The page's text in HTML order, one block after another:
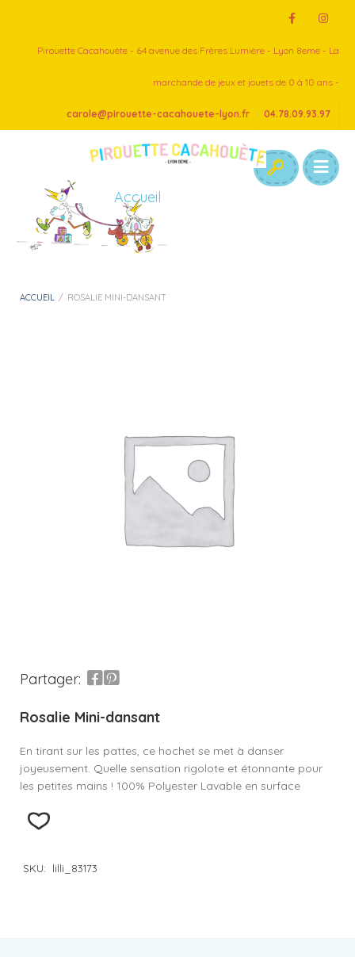
Pirouette Cacahouète - 64 avenue des Frères Lumière - Lyon 8eme - La
marchande de jeux et jouets de 0 à 10 ans -
carole@pirouette-cacahouete-lyon.fr 04.78.09.93.97
Accueil
ACCUEIL / ROSALIE MINI-DANSANT
Partager:
Rosalie Mini-dansant
En tirant sur les pattes, ce hochet se met à danser
joyeusement. Quelle sensation rigolote et étonnante pour
les petites mains ! 100% Polyester Lavable en surface
SKU: lilli_83173